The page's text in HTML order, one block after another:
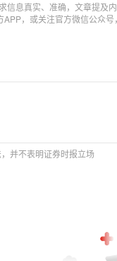
信息真实、准确，文章提及
APP，或关注官方微信公众
并不表明证券时报立场